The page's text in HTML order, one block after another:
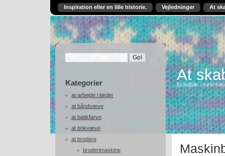
Inspiration eller en lille historie. Vejledninger At
Kategorier
at arbejde i læder
at båndvæve
at batikfarve
at brikvæve
at brodere
broderimaskine
At
Et indblik i mine